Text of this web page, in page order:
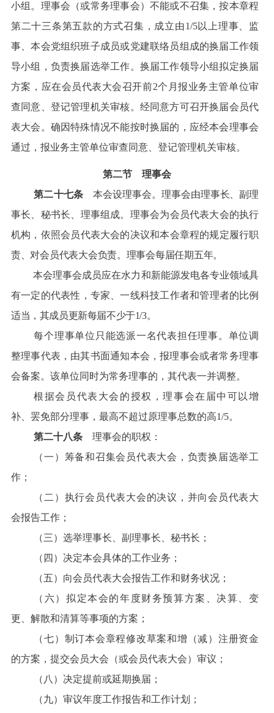
小组。理事会（或常务理事会）不能或不召集，按本章程
第二十三条第五款的方式召集，成立由1/5以上理事、监
事、本会党组织班子成员或党建联络员组成的换届工作领
导小组，负责换届选举工作。换届工作领导小组拟定换届
方案，应在会员代表大会召开前2个月报业务主管单位审
查同意、登记管理机关审核。经同意方可召开换届会员代
表大会。确因特殊情况不能按时换届的，应经本会理事会
通过，报业务主管单位审查同意、登记管理机关审核。
第二节 理事会
第二十七条
本会设理事会。理事会由理事长、副理
事长、秘书长、理事组成。理事会为会员代表大会的执行
机构，依照会员代表大会的决议和本会章程的规定履行职
责、对会员代表大会负责。理事会每届任期五年。
本会理事会成员应在水力和新能源发电各专业领域具
有一定的代表性，专家、一线科技工作者和管理者的比例
适当，其成员更新每届不少于1/3。
每个理事单位只能选派一名代表担任理事。单位调
整理事代表，由其书面通知本会，报理事会或者常务理事
会备案。该单位同时为常务理事的，其代表一并调整。
根据会员代表大会的授权，理事会在届中可以增
补、罢免部分理事，最高不超过原理事总数的高1/5。
第二十八条 理事会的职权：
（一）筹备和召集会员代表大会，负责换届选举工
作；
（二）执行会员代表大会的决议，并向会员代表大
会报告工作；
（三）选举理事长、副理事长、秘书长；
（四）决定本会具体的工作业务；
（五）向会员代表大会报告工作和财务状况；
（六）拟定本会的年度财务预算方案、决算、变
更、解散和清算等事项的方案；
（七）制订本会章程修改草案和增（减）注册资金
的方案，提交会员大会（或会员代表大会）审议；
（八）决定提前或延期换届；
（九）审议年度工作报告和工作计划；